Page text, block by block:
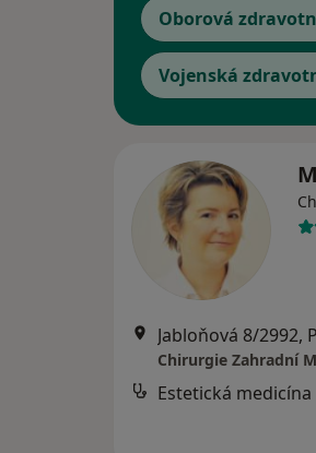
Oborová
Vojenská
Jabloňová 8/2992,
Chirurgie Zahradní
Estetická medicína